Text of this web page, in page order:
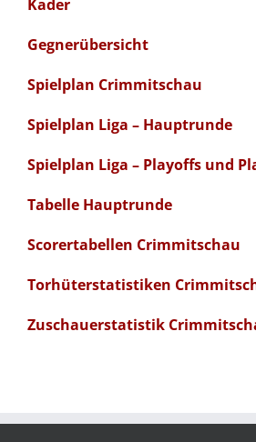
Kader
Gegnerübersicht
Spielplan Crimmitschau
Spielplan Liga – Hauptrunde
Spielplan Liga – Playoffs und
Tabelle Hauptrunde
Scorertabellen Crimmitschau
Torhüterstatistiken
Zuschauerstatistik